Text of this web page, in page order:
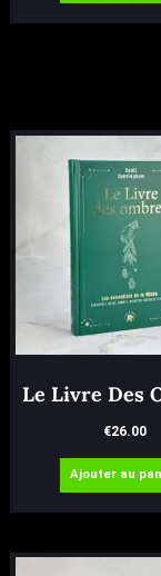
Le Livre Des
€26.00
Ajouter au